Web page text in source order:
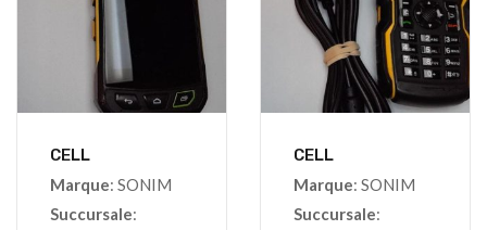
CELL
Marque: SONIM
Succursale:
CELL
Marque: SONIM
Succursale: